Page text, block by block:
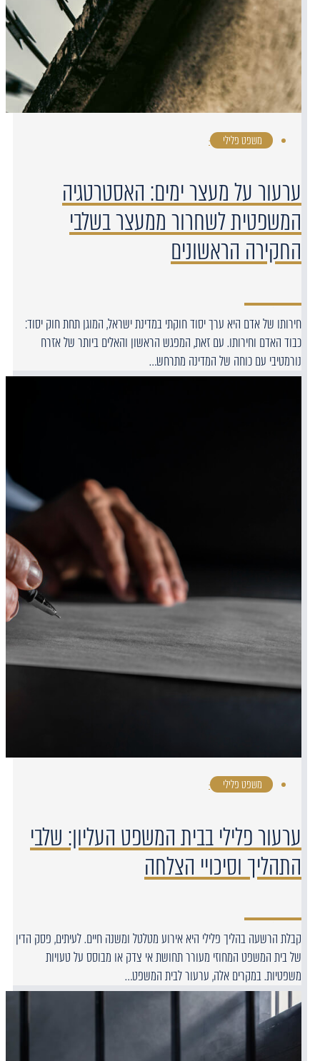
משפט פלילי ·
ערעור על מעצר ימים: האסטרטגיה
המשפטית לשחרור ממעצר בשלבי
החקירה הראשונים
חירותו של אדם היא ערך יסוד חוקתי במדינת ישראל, המוגן תחת חוק יסוד:
כבוד האדם וחירותו. עם זאת, המפגש הראשון והאלים ביותר של אזרח
נורמטיבי עם כוחה של המדינה מתרחש…
משפט פלילי ·
ערעור פלילי בבית המשפט העליון: שלבי
התהליך וסיכויי הצלחה
קבלת הרשעה בהליך פלילי היא אירוע מטלטל ומשנה חיים. לעיתים, פסק הדין
של בית המשפט המחוזי מעורר תחושת אי צדק או מבוסס על טעויות
משפטיות. במקרים אלה, ערעור לבית המשפט…